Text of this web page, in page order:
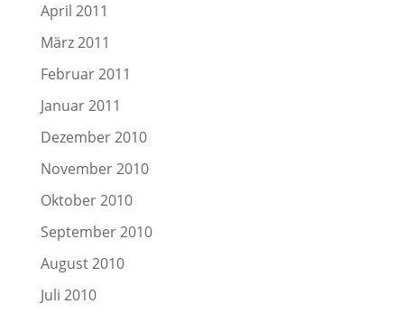
April 2011
März 2011
Februar 2011
Januar 2011
Dezember 2010
November 2010
Oktober 2010
September 2010
August 2010
Juli 2010